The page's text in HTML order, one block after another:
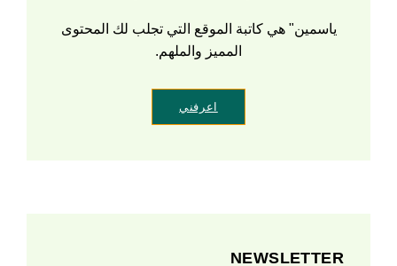
ياسمين" هي كاتبة الموقع التي تجلب لك المحتوى
المميز والملهم.
اعرفني
NEWSLETTER